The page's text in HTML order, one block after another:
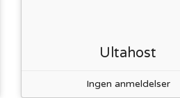
Ultahost
Ingen anmeldelser